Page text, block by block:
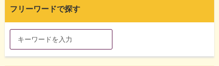
フリーワードで探す